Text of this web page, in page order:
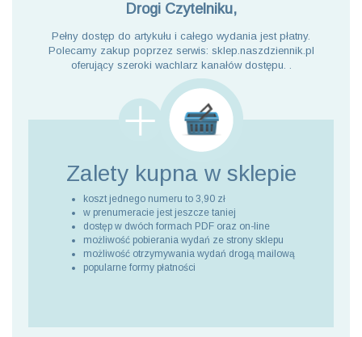
Drogi Czytelniku,
Pełny dostęp do artykułu i całego wydania jest płatny.
Polecamy zakup poprzez serwis: sklep.naszdziennik.pl
oferujący szeroki wachlarz kanałów dostępu. .
Zalety kupna w sklepie
koszt jednego numeru to 3,90 zł
w prenumeracie jest jeszcze taniej
dostęp w dwóch formach PDF oraz on-line
możliwość pobierania wydań ze strony sklepu
możliwość otrzymywania wydań drogą mailową
popularne formy płatności